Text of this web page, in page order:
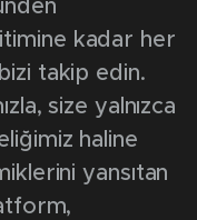
kadar her
takip edin.
size yalnızca
haline
yansıtan